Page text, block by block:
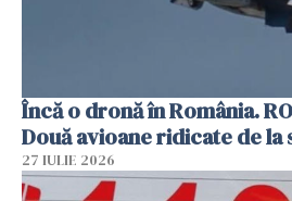
Încă o dronă în România.
Două avioane ridicate de la
27 IULIE 2026